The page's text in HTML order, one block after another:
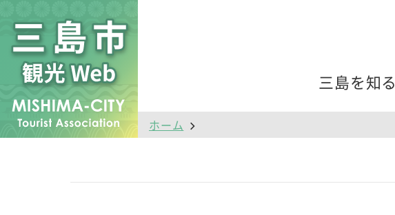
三島を知る
ホーム